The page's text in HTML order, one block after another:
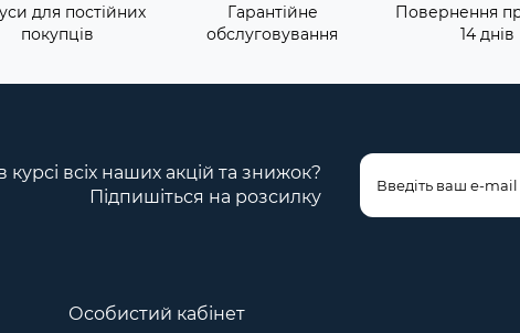
для постійних
покупців
Гарантійне
обслуговування
Повернення
14 днів
курсі всіх наших акцій та знижок?
Підпишіться на розсилку
Особистий кабінет